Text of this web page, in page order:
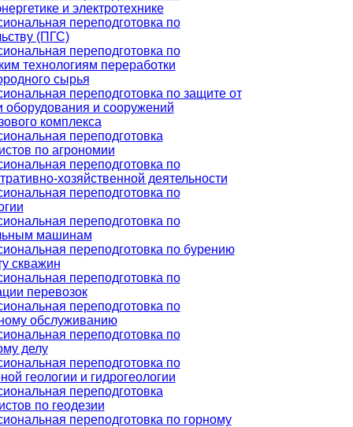
и электротехнике
переподготовка по
(ПГС)
переподготовка по
технологиям переработки
сырья
переподготовка по защите от
оборудования и сооружений
комплекса
переподготовка
по агрономии
переподготовка по
хозяйственной деятельности
переподготовка по
переподготовка по
машинам
переподготовка по бурению
скважин
переподготовка по
перевозок
переподготовка по
обслуживанию
переподготовка по
делу
переподготовка по
геологии и гидрогеологии
переподготовка
по геодезии
переподготовка по горному